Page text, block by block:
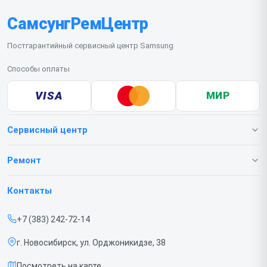
сохранить важные данные и подготовить пароль
для разблокировки устройства.
СамсунгРемЦентр
Постгарантийный сервисный центр Samsung
Способы оплаты
VISA МИР
Сервисный центр
О нашем сервисе
Срочный ремонт
Доставка и способы оплаты
Ремонт
Телефонов
Контакты
+7 (383) 242-72-14
г. Новосибирск, ул. Орджоникидзе, 38